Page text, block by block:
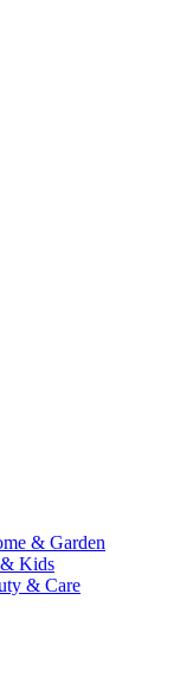
& Garden
Kids
& Care